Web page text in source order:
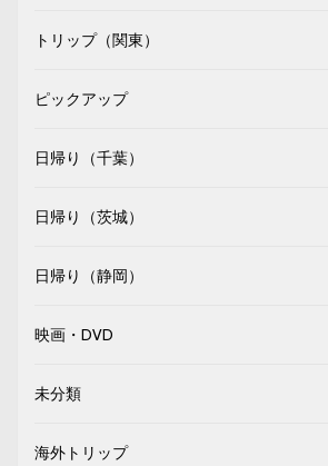
トリップ（関東）
ピックアップ
日帰り（千葉）
日帰り（茨城）
日帰り（静岡）
映画・DVD
未分類
海外トリップ